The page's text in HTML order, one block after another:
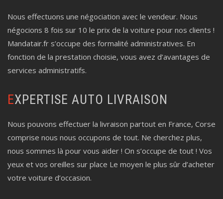
Nous effectuons une négociation avec le vendeur. Nous
négocions 8 fois sur 10 le prix de la voiture pour nos clients !
Mandatair.fr s’occupe des formalité administratives. En
fonction de la prestation choisie, vous avez d’avantages de
services administratifs.
EXPERTISE AUTO LIVRAISON
Nous pouvons effectuer la livraison partout en France, Corse
comprise nous nous occupons de tout. Ne cherchez plus,
nous sommes là pour vous aider ! On s’occupe de tout ! Vos
yeux et vos oreilles sur place Le moyen le plus sûr d’acheter
votre voiture d’occasion.